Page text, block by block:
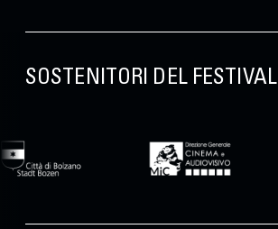
SOSTENITORI DEL FESTIVAL